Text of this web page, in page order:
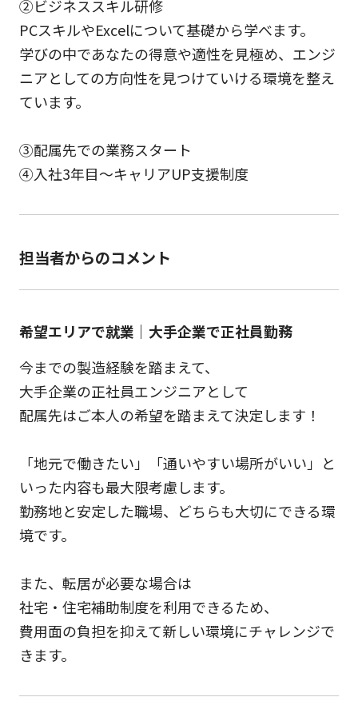
②ビジネススキル研修
PCスキルやExcelについて基礎から学べます。
学びの中であなたの得意や適性を見極め、エンジ
ニアとしての方向性を見つけていける環境を整え
ています。
③配属先での業務スタート
④入社3年目～キャリアUP支援制度
担当者からのコメント
希望エリアで就業｜大手企業で正社員勤務
今までの製造経験を踏まえて、
大手企業の正社員エンジニアとして
配属先はご本人の希望を踏まえて決定します！
「地元で働きたい」「通いやすい場所がいい」と
いった内容も最大限考慮します。
勤務地と安定した職場、どちらも大切にできる環
境です。
また、転居が必要な場合は
社宅・住宅補助制度を利用できるため、
費用面の負担を抑えて新しい環境にチャレンジで
きます。